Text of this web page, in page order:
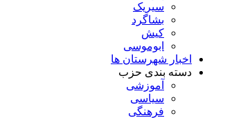
سیریک
بشاگرد
کیش
ابوموسی
اخبار شهرستان ها
دسته بندی حزب
آموزشی
سیاسی
فرهنگی